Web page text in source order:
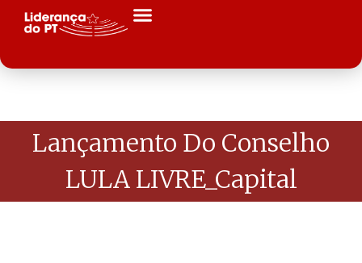
Lançamento Do Conselho
LULA LIVRE_Capital